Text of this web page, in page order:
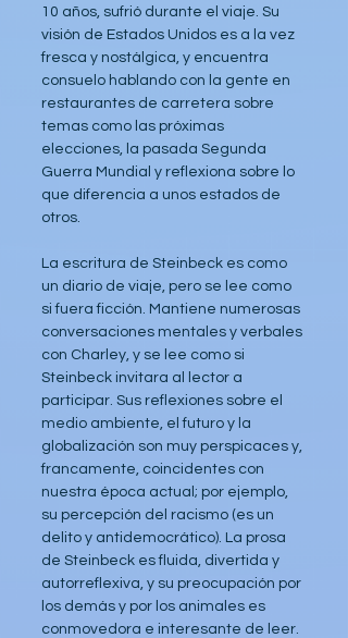
10 años, sufrió durante el viaje. Su
visión de Estados Unidos es a la vez
fresca y nostálgica, y encuentra
consuelo hablando con la gente en
restaurantes de carretera sobre
temas como las próximas
elecciones, la pasada Segunda
Guerra Mundial y reflexiona sobre lo
que diferencia a unos estados de
otros.
La escritura de Steinbeck es como
un diario de viaje, pero se lee como
si fuera ficción. Mantiene numerosas
conversaciones mentales y verbales
con Charley, y se lee como si
Steinbeck invitara al lector a
participar. Sus reflexiones sobre el
medio ambiente, el futuro y la
globalización son muy perspicaces y,
francamente, coincidentes con
nuestra época actual; por ejemplo,
su percepción del racismo (es un
delito y antidemocrático). La prosa
de Steinbeck es fluida, divertida y
autorreflexiva, y su preocupación por
los demás y por los animales es
conmovedora e interesante de leer.